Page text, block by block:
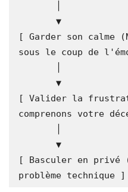
[ Garder son calme
sous le coup de
[ Valider la
comprenons votre
[ Basculer en privé